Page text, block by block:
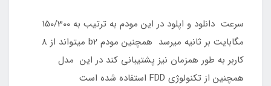
سرعت دانلود و اپلود در این مودم به ترتیب به 150/300
مگابایت بر ثانیه میرسد همچنین مودم b2 میتواند از 8
کاربر به طور همزمان نیز پشتیبانی کند در این مدل
همچنین از تکنولوژی FDD استفاده شده است